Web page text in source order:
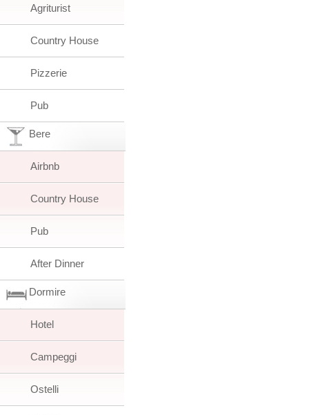
Agriturist
Country House
Pizzerie
Pub
Bere
Airbnb
Country House
Pub
After Dinner
Dormire
Hotel
Campeggi
Ostelli